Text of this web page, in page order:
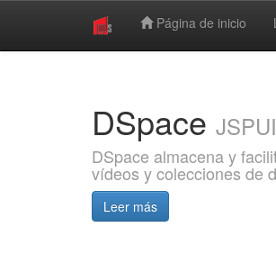
Página de inicio
DSpace JSPUI
DSpace almacena y
vídeos y colecciones de
Leer más